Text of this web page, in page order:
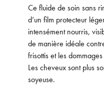
Ce fluide de soin sans
d’un film protecteur
intensément nourris,
de manière idéale
frisottis et les
Les cheveux sont plus
soyeuse.